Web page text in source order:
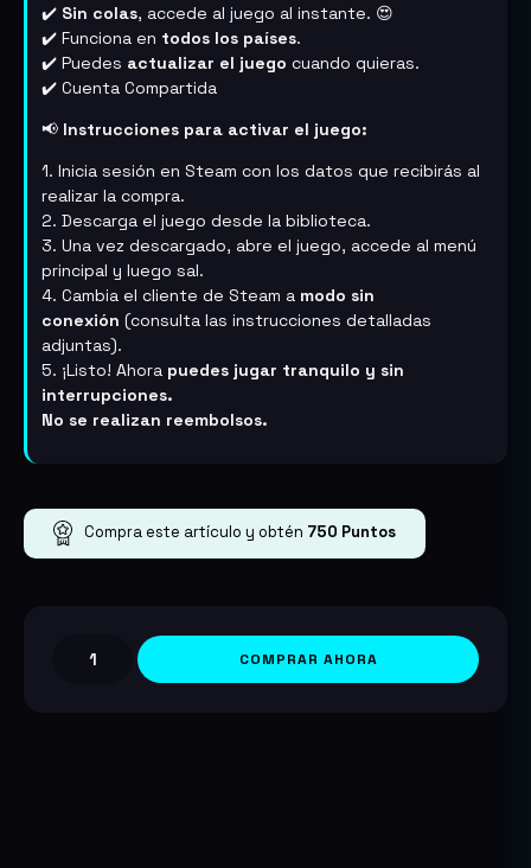
✔️ Sin colas, accede al juego al instante. 😍
✔️ Funciona en todos los países.
✔️ Puedes actualizar el juego cuando quieras.
✔️ Cuenta Compartida
📢 Instrucciones para activar el juego:
1. Inicia sesión en Steam con los datos que recibirás al
realizar la compra.
2. Descarga el juego desde la biblioteca.
3. Una vez descargado, abre el juego, accede al menú
principal y luego sal.
4. Cambia el cliente de Steam a modo sin
conexión (consulta las instrucciones detalladas
adjuntas).
5. ¡Listo! Ahora puedes jugar tranquilo y sin
interrupciones.
No se realizan reembolsos.
Compra este artículo y obtén 750 Puntos
METAL
COMPRAR AHORA